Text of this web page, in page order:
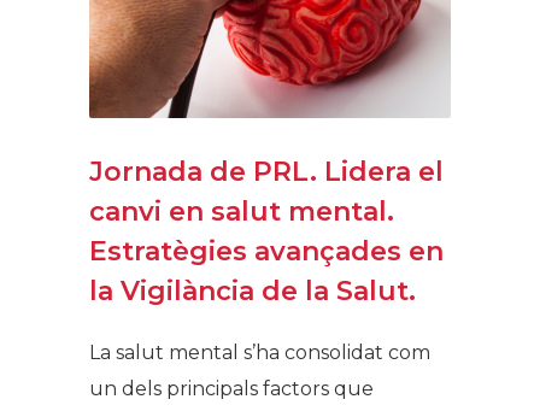
Jornada de PRL. Lidera el
canvi en salut mental.
Estratègies avançades en
la Vigilància de la Salut.
La salut mental s’ha consolidat com
un dels principals factors que